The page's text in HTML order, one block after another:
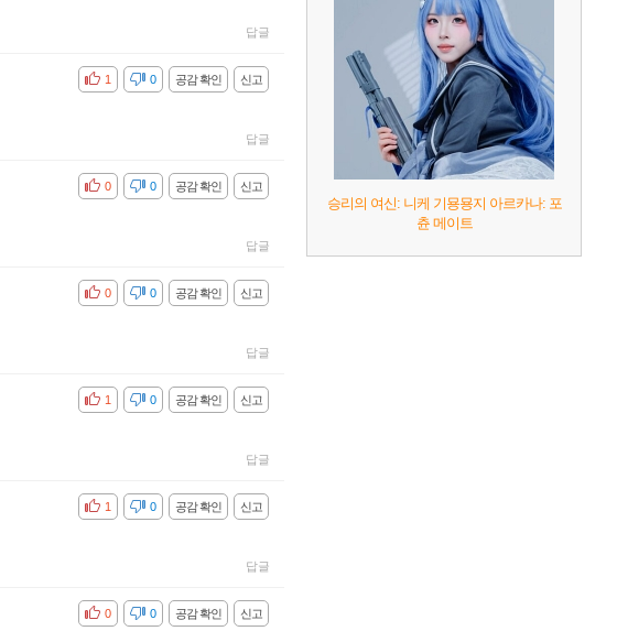
답글
신고
공감 확인
비공감 0
1
답글
신고
공감 확인
비공감 0
0
답글
신고
공감 확인
비공감 0
0
답글
신고
공감 확인
비공감 0
1
답글
신고
공감 확인
비공감 0
1
답글
신고
공감 확인
비공감 0
0
승리의 여신: 니케 기묭묭지 아르카나: 포
츈 메이트